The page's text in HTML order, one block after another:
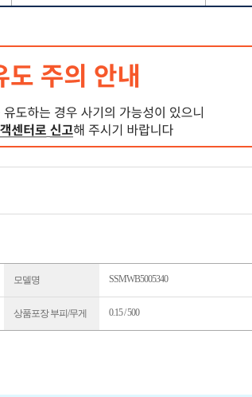
모델명 SSMWB5005340
상품포장 부피/무게 0.15 / 500